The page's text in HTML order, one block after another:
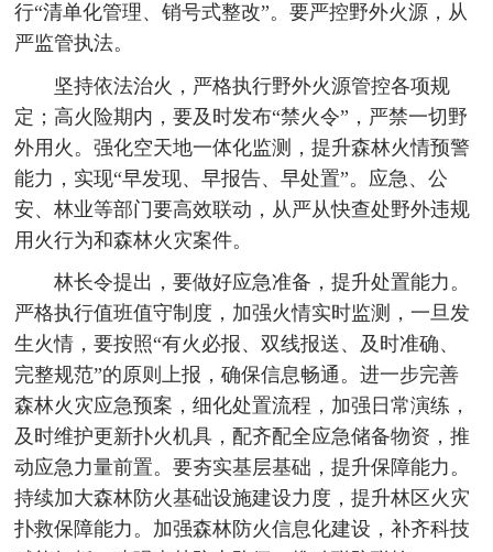
行“清单化管理、销号式整改”。要严控野外火源，从
严监管执法。
坚持依法治火，严格执行野外火源管控各项规
定；高火险期内，要及时发布“禁火令”，严禁一切野
外用火。强化空天地一体化监测，提升森林火情预警
能力，实现“早发现、早报告、早处置”。应急、公
安、林业等部门要高效联动，从严从快查处野外违规
用火行为和森林火灾案件。
林长令提出，要做好应急准备，提升处置能力。
严格执行值班值守制度，加强火情实时监测，一旦发
生火情，要按照“有火必报、双线报送、及时准确、
完整规范”的原则上报，确保信息畅通。进一步完善
森林火灾应急预案，细化处置流程，加强日常演练，
及时维护更新扑火机具，配齐配全应急储备物资，推
动应急力量前置。要夯实基层基础，提升保障能力。
持续加大森林防火基础设施建设力度，提升林区火灾
扑救保障能力。加强森林防火信息化建设，补齐科技